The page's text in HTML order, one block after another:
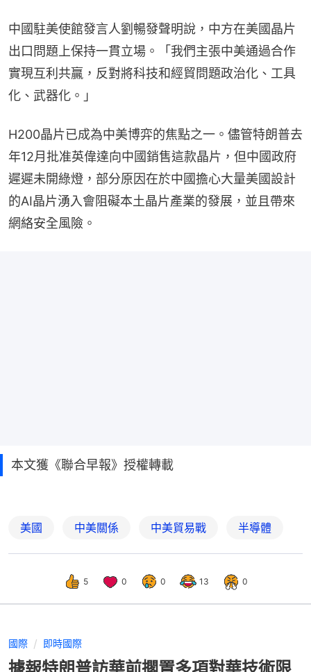
中國駐美使館發言人劉暢發聲明說，中方在美國晶片
出口問題上保持一貫立場。「我們主張中美通過合作
實現互利共贏，反對將科技和經貿問題政治化、工具
化、武器化。」
H200晶片已成為中美博弈的焦點之一。儘管特朗普去
年12月批准英偉達向中國銷售這款晶片，但中國政府
遲遲未開綠燈，部分原因在於中國擔心大量美國設計
的AI晶片湧入會阻礙本土晶片產業的發展，並且帶來
網絡安全風險。
本文獲《聯合早報》授權轉載
美國 中美關係 中美貿易戰 半導體
5 0 0 13 0
國際 即時國際
據報特朗普訪華前擱置多項對華技術限